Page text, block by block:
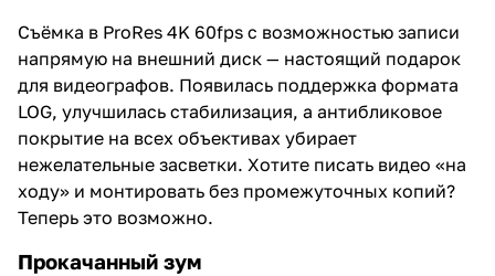
Съёмка в ProRes 4K 60fps с возможностью записи
напрямую на внешний диск — настоящий подарок
для видеографов. Появилась поддержка формата
LOG, улучшилась стабилизация, а антибликовое
покрытие на всех объективах убирает
нежелательные засветки. Хотите писать видео «на
ходу» и монтировать без промежуточных копий?
Теперь это возможно.
Прокачанный зум